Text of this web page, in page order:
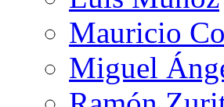
Mauricio
Miguel